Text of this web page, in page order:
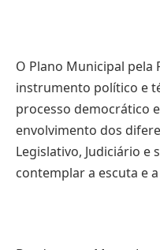
O Plano Municipal pela
instrumento político e
processo democrático
envolvimento dos
Legislativo, Judiciário e
contemplar a escuta e